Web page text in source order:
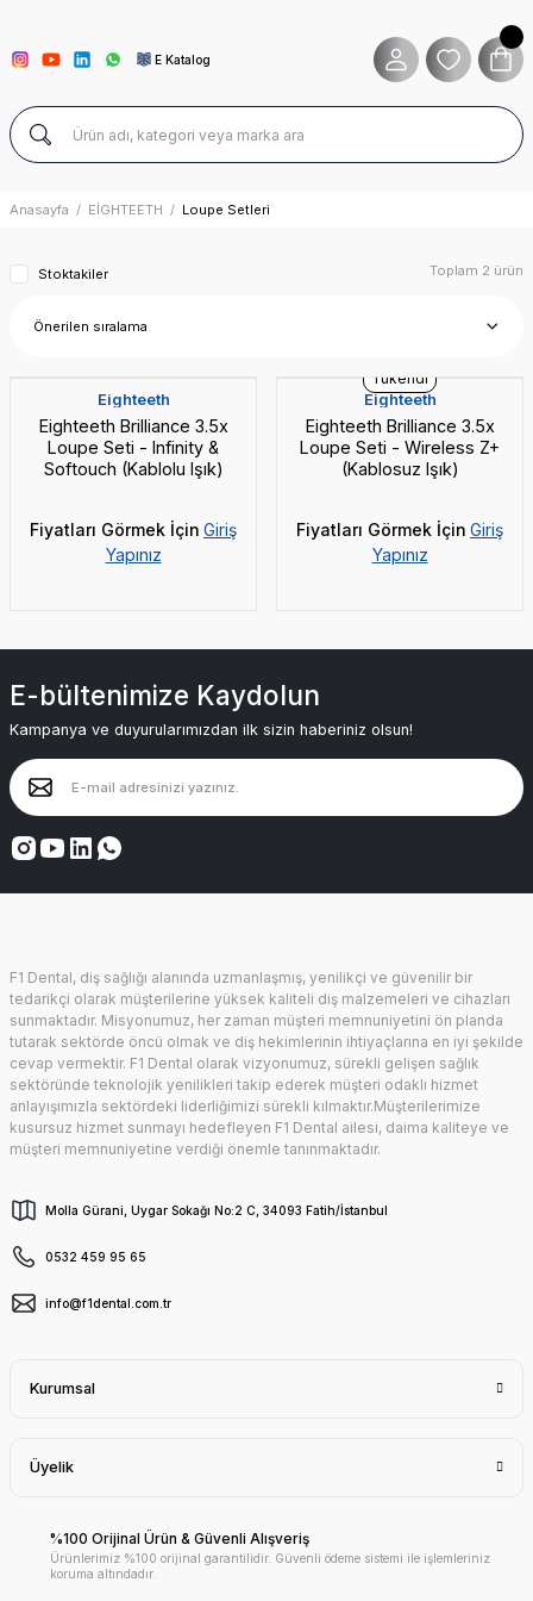
E Katalog
Anasayfa EİGHTEETH Loupe Setleri
Stoktakiler Toplam 2 ürün
Eighteeth
Eighteeth Brilliance 3.5x
Loupe Seti - Infinity &
Softouch (Kablolu Işık)
Fiyatları Görmek İçin Giriş
Yapınız
Tükendi
Eighteeth
Eighteeth Brilliance 3.5x
Loupe Seti - Wireless Z+
(Kablosuz Işık)
Fiyatları Görmek İçin Giriş
Yapınız
E-bültenimize Kaydolun
Kampanya ve duyurularımızdan ilk sizin haberiniz olsun!
F1 Dental, diş sağlığı alanında uzmanlaşmış, yenilikçi ve güvenilir bir
tedarikçi olarak müşterilerine yüksek kaliteli diş malzemeleri ve cihazları
sunmaktadır. Misyonumuz, her zaman müşteri memnuniyetini ön planda
tutarak sektörde öncü olmak ve diş hekimlerinin ihtiyaçlarına en iyi şekilde
cevap vermektir. F1 Dental olarak vizyonumuz, sürekli gelişen sağlık
sektöründe teknolojik yenilikleri takip ederek müşteri odaklı hizmet
anlayışımızla sektördeki liderliğimizi sürekli kılmaktır.Müşterilerimize
kusursuz hizmet sunmayı hedefleyen F1 Dental ailesi, daima kaliteye ve
müşteri memnuniyetine verdiği önemle tanınmaktadır.
Molla Gürani, Uygar Sokağı No:2 C, 34093 Fatih/İstanbul
0532 459 95 65
info@f1dental.com.tr
Kurumsal
Üyelik
%100 Orijinal Ürün & Güvenli Alışveriş
Ürünlerimiz %100 orijinal garantilidir. Güvenli ödeme sistemi ile işlemleriniz
koruma altındadır.